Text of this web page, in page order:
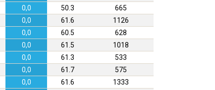
0,0 50.3
665
0,0 61.6
1126
0,0 60.5
628
0,0 61.5
1018
0,0 61.3
533
0,0 61.7
575
0,0 61.6 1333